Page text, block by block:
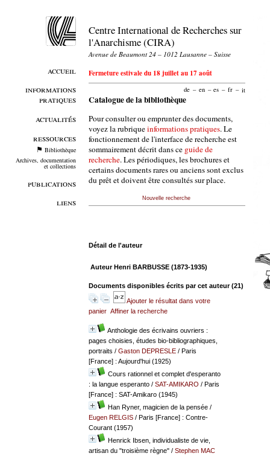
accueil
informations
pratiques
actualités
ressources
Bibliothèque
Archives, documentation
et collections
publications
liens
Centre International de Recherches sur
l'Anarchisme (CIRA)
Avenue de Beaumont 24 – 1012 Lausanne – Suisse
Fermeture estivale du 18 juillet au 17 août
de – en – es – fr – it
Catalogue de la bibliothèque
Pour consulter ou emprunter des documents,
voyez la rubriqueinformations pratiques. Le
fonctionnement de l'interface de recherche est
sommairement décrit dans ce guide de
recherche. Les périodiques, les brochures et
certains documents rares ou anciens sont exclus
du prêt et doivent être consultés sur place.
Nouvelle recherche
Détail de l'auteur
Auteur Henri BARBUSSE (1873-1935)
Documents disponibles écrits par cet auteur (21)
Ajouter le résultat dans votre
panier Affiner la recherche
Anthologie des écrivains ouvriers :
pages choisies, études bio-bibliographiques,
portraits / Gaston DEPRESLE/ Paris
[France] : Aujourd'hui (1925)
Cours rationnel et complet d'esperanto
: la langue esperanto/ SAT-AMIKARO / Paris
[France] : SAT-Amikaro (1945)
Han Ryner, magicien de la pensée/
Eugen RELGIS/ Paris [France] : Contre-
Courant (1957)
Henrick Ibsen, individualiste de vie,
artisan du "troisième règne"/ Stephen MAC